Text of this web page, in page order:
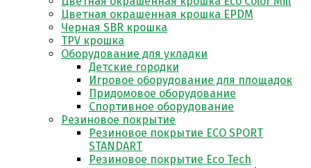
Цветная окрашенная крошка EPDM
Черная SBR крошка
TPV крошка
Оборудование для укладки
Детские городки
Игровое оборудование для площадок
Придомовое оборудование
Спортивное оборудование
Резиновое покрытие
Резиновое покрытие ECO SPORT
STANDART
Резиновое покрытие Eco Tech